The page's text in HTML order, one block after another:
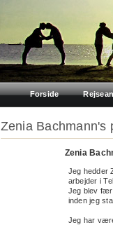
Forside
Zenia Bachmann's
Zenia
Jeg hedder
arbejder i
Jeg blev
inden jeg
Jeg har